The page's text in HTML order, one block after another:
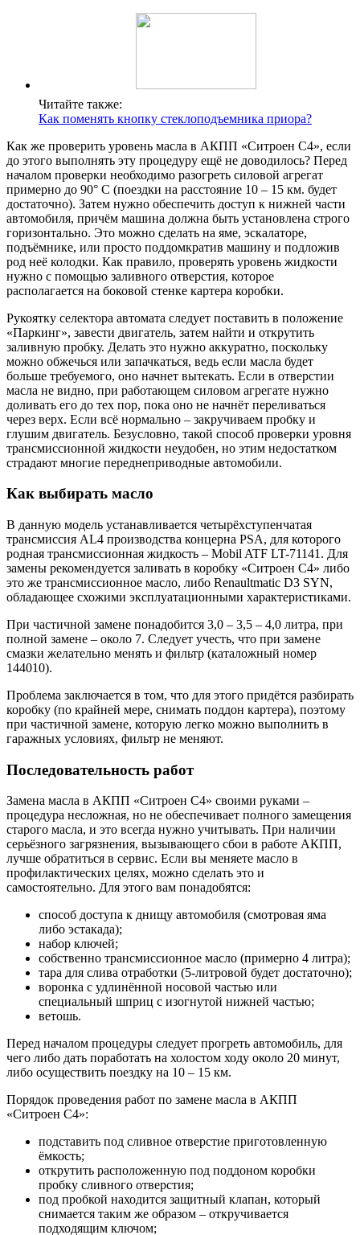
Читайте также:
Как поменять кнопку стеклоподъемника приора?
Как же проверить уровень масла в АКПП «Ситроен С4», если
до этого выполнять эту процедуру ещё не доводилось? Перед
началом проверки необходимо разогреть силовой агрегат
примерно до 90° С (поездки на расстояние 10 – 15 км. будет
достаточно). Затем нужно обеспечить доступ к нижней части
автомобиля, причём машина должна быть установлена строго
горизонтально. Это можно сделать на яме, эскалаторе,
подъёмнике, или просто поддомкратив машину и подложив
род неё колодки. Как правило, проверять уровень жидкости
нужно с помощью заливного отверстия, которое
располагается на боковой стенке картера коробки.
Рукоятку селектора автомата следует поставить в положение
«Паркинг», завести двигатель, затем найти и открутить
заливную пробку. Делать это нужно аккуратно, поскольку
можно обжечься или запачкаться, ведь если масла будет
больше требуемого, оно начнет вытекать. Если в отверстии
масла не видно, при работающем силовом агрегате нужно
доливать его до тех пор, пока оно не начнёт переливаться
через верх. Если всё нормально – закручиваем пробку и
глушим двигатель. Безусловно, такой способ проверки уровня
трансмиссионной жидкости неудобен, но этим недостатком
страдают многие переднеприводные автомобили.
Как выбирать масло
В данную модель устанавливается четырёхступенчатая
трансмиссия AL4 производства концерна PSA, для которого
родная трансмиссионная жидкость – Mobil ATF LT-71141. Для
замены рекомендуется заливать в коробку «Ситроен С4» либо
это же трансмиссионное масло, либо Renaultmatic D3 SYN,
обладающее схожими эксплуатационными характеристиками.
При частичной замене понадобится 3,0 – 3,5 – 4,0 литра, при
полной замене – около 7. Следует учесть, что при замене
смазки желательно менять и фильтр (каталожный номер
144010).
Проблема заключается в том, что для этого придётся разбирать
коробку (по крайней мере, снимать поддон картера), поэтому
при частичной замене, которую легко можно выполнить в
гаражных условиях, фильтр не меняют.
Последовательность работ
Замена масла в АКПП «Ситроен С4» своими руками –
процедура несложная, но не обеспечивает полного замещения
старого масла, и это всегда нужно учитывать. При наличии
серьёзного загрязнения, вызывающего сбои в работе АКПП,
лучше обратиться в сервис. Если вы меняете масло в
профилактических целях, можно сделать это и
самостоятельно. Для этого вам понадобятся:
способ доступа к днищу автомобиля (смотровая яма
либо эстакада);
набор ключей;
собственно трансмиссионное масло (примерно 4 литра);
тара для слива отработки (5-литровой будет достаточно);
воронка с удлинённой носовой частью или
специальный шприц с изогнутой нижней частью;
ветошь.
Перед началом процедуры следует прогреть автомобиль, для
чего либо дать поработать на холостом ходу около 20 минут,
либо осуществить поездку на 10 – 15 км.
Порядок проведения работ по замене масла в АКПП
«Ситроен С4»:
подставить под сливное отверстие приготовленную
ёмкость;
открутить расположенную под поддоном коробки
пробку сливного отверстия;
под пробкой находится защитный клапан, который
снимается таким же образом – откручивается
подходящим ключом;